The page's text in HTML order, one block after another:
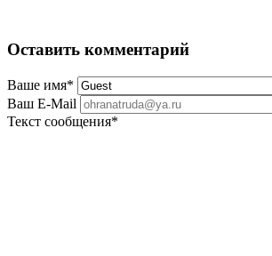
Оставить комментарий
Ваше имя*
Ваш E-Mail
Текст сообщения*